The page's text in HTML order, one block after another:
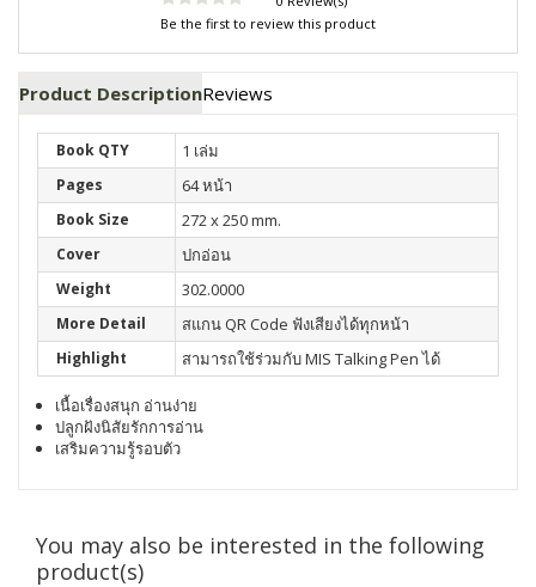
Be the first to review this product
Product DescriptionReviews
Book QTY 1 เล่ม
Pages 64 หน้า
Book Size 272 x 250 mm.
Cover ปกอ่อน
Weight 302.0000
More Detail สแกน QR Code ฟังเสียงได้ทุกหน้า
Highlight สามารถใช้ร่วมกับ MIS Talking Pen ได้
เนื้อเรื่องสนุก อ่านง่าย
ปลูกฝังนิสัยรักการอ่าน
เสริมความรู้รอบตัว
You may also be interested in the following
product(s)